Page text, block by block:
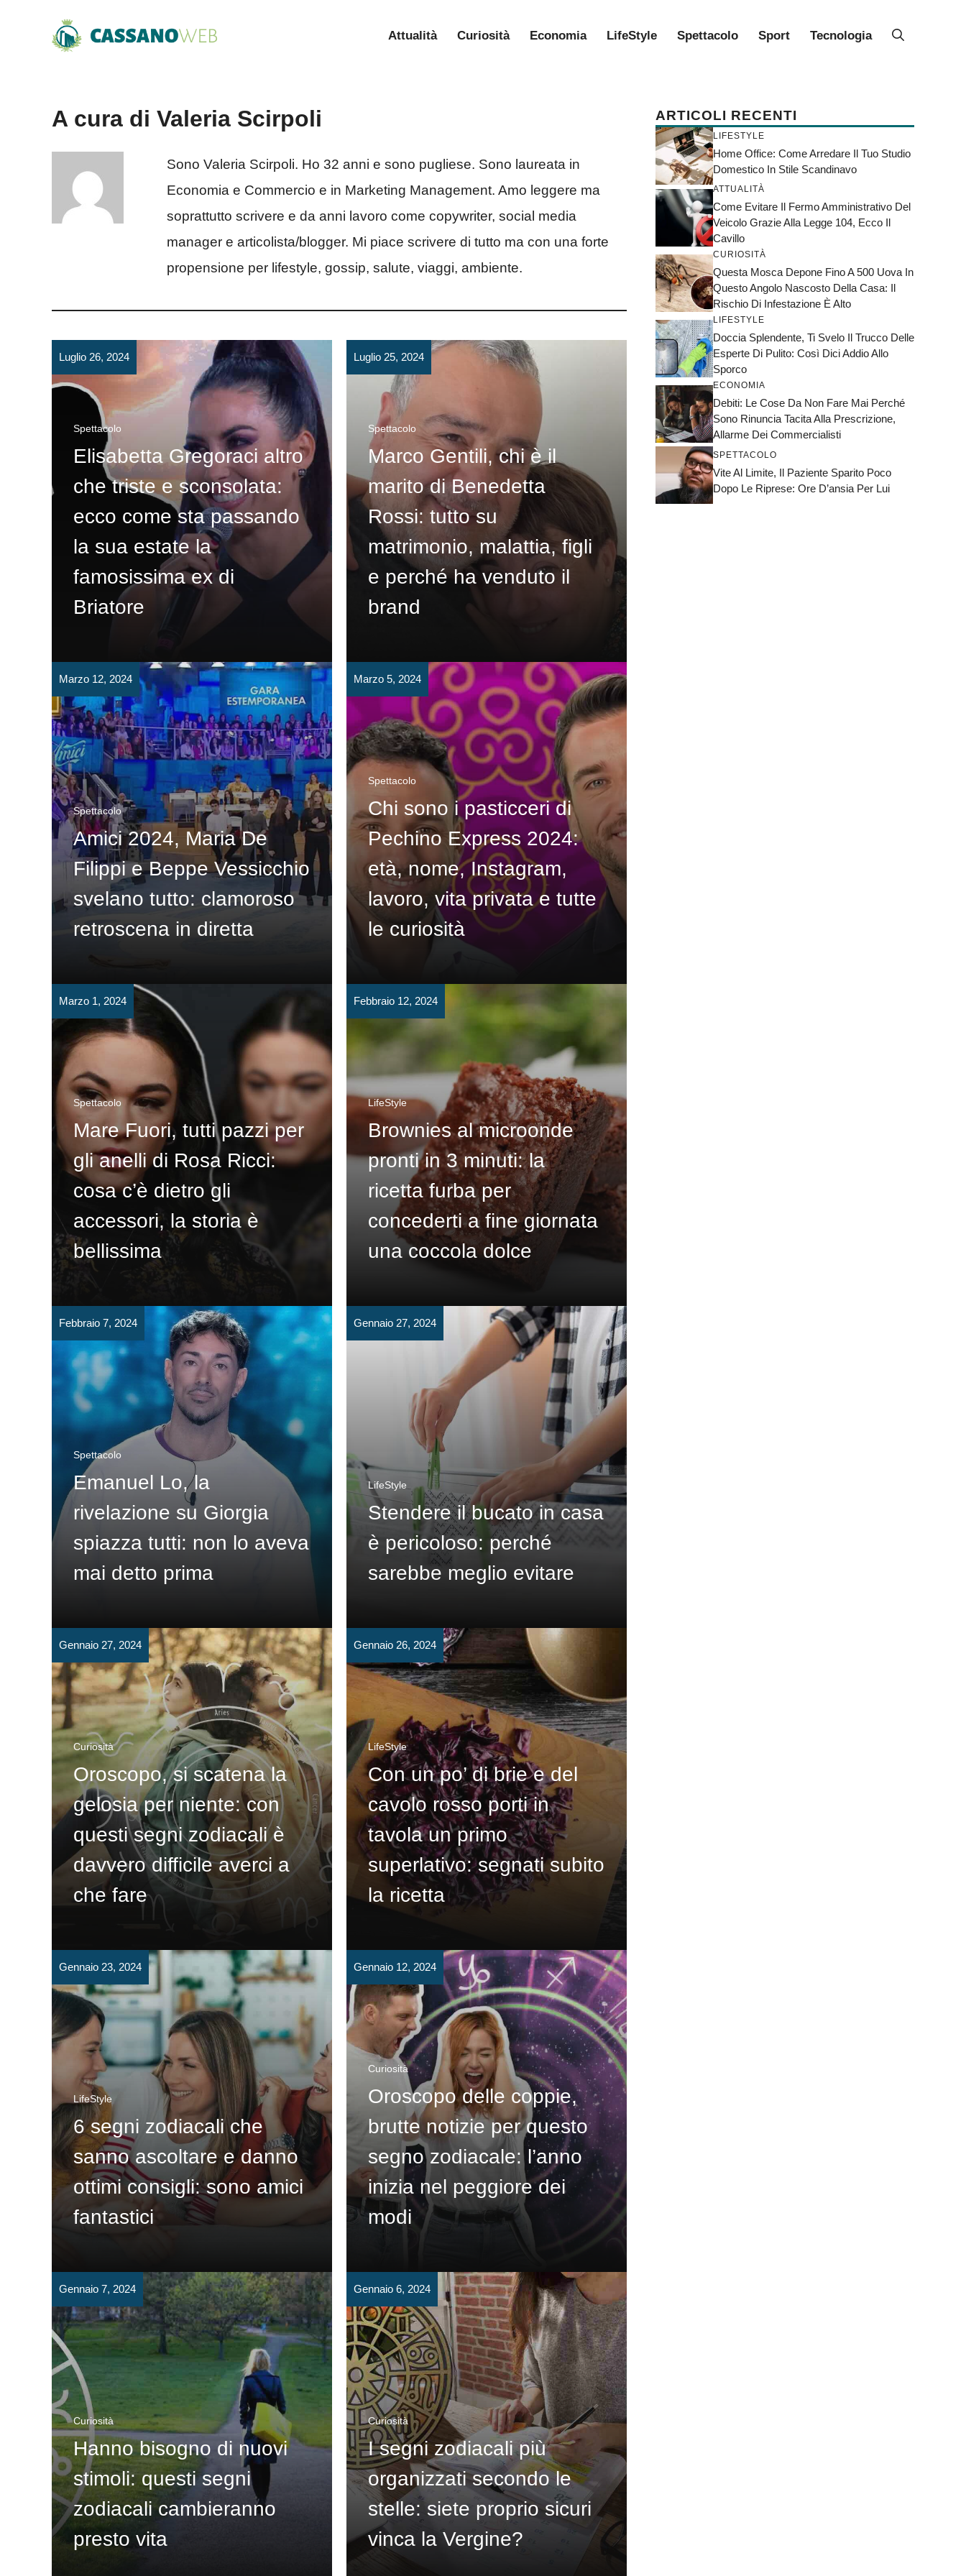
Attualità Curiosità Economia LifeStyle Spettacolo Sport Tecnologia
A cura di Valeria Scirpoli
Sono Valeria Scirpoli. Ho 32 anni e sono pugliese. Sono laureata in
Economia e Commercio e in Marketing Management. Amo leggere ma
soprattutto scrivere e da anni lavoro come copywriter, social media
manager e articolista/blogger. Mi piace scrivere di tutto ma con una forte
propensione per lifestyle, gossip, salute, viaggi, ambiente.
Luglio 26, 2024
Spettacolo
Elisabetta Gregoraci altro
che triste e sconsolata:
ecco come sta passando
la sua estate la
famosissima ex di
Briatore
Luglio 25, 2024
Spettacolo
Marco Gentili, chi è il
marito di Benedetta
Rossi: tutto su
matrimonio, malattia, figli
e perché ha venduto il
brand
Marzo 12, 2024
Spettacolo
Amici 2024, Maria De
Filippi e Beppe Vessicchio
svelano tutto: clamoroso
retroscena in diretta
Marzo 5, 2024
Spettacolo
Chi sono i pasticceri di
Pechino Express 2024:
età, nome, Instagram,
lavoro, vita privata e tutte
le curiosità
Marzo 1, 2024
Spettacolo
Mare Fuori, tutti pazzi per
gli anelli di Rosa Ricci:
cosa c’è dietro gli
accessori, la storia è
bellissima
Febbraio 12, 2024
LifeStyle
Brownies al microonde
pronti in 3 minuti: la
ricetta furba per
concederti a fine giornata
una coccola dolce
Febbraio 7, 2024
Spettacolo
Emanuel Lo, la
rivelazione su Giorgia
spiazza tutti: non lo aveva
mai detto prima
Gennaio 27, 2024
LifeStyle
Stendere il bucato in casa
è pericoloso: perché
sarebbe meglio evitare
Gennaio 27, 2024
Curiosità
Oroscopo, si scatena la
gelosia per niente: con
questi segni zodiacali è
davvero difficile averci a
che fare
Gennaio 26, 2024
LifeStyle
Con un po’ di brie e del
cavolo rosso porti in
tavola un primo
superlativo: segnati subito
la ricetta
Gennaio 23, 2024
LifeStyle
6 segni zodiacali che
sanno ascoltare e danno
ottimi consigli: sono amici
fantastici
Gennaio 12, 2024
Curiosità
Oroscopo delle coppie,
brutte notizie per questo
segno zodiacale: l’anno
inizia nel peggiore dei
modi
Gennaio 7, 2024
Curiosità
Hanno bisogno di nuovi
stimoli: questi segni
zodiacali cambieranno
presto vita
Gennaio 6, 2024
Curiosità
I segni zodiacali più
organizzati secondo le
stelle: siete proprio sicuri
vinca la Vergine?
ARTICOLI RECENTI
LIFESTYLE
Home Office: Come Arredare Il Tuo Studio
Domestico In Stile Scandinavo
ATTUALITÀ
Come Evitare Il Fermo Amministrativo Del
Veicolo Grazie Alla Legge 104, Ecco Il
Cavillo
CURIOSITÀ
Questa Mosca Depone Fino A 500 Uova In
Questo Angolo Nascosto Della Casa: Il
Rischio Di Infestazione È Alto
LIFESTYLE
Doccia Splendente, Ti Svelo Il Trucco Delle
Esperte Di Pulito: Così Dici Addio Allo
Sporco
ECONOMIA
Debiti: Le Cose Da Non Fare Mai Perché
Sono Rinuncia Tacita Alla Prescrizione,
Allarme Dei Commercialisti
SPETTACOLO
Vite Al Limite, Il Paziente Sparito Poco
Dopo Le Riprese: Ore D’ansia Per Lui